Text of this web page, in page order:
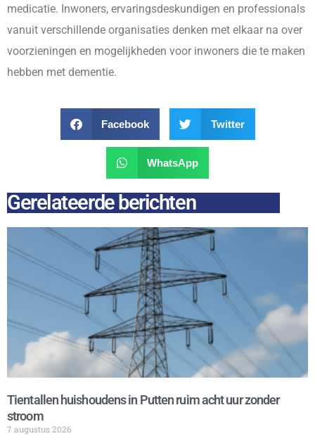
medicatie. Inwoners, ervaringsdeskundigen en professionals
vanuit verschillende organisaties denken met elkaar na over
voorzieningen en mogelijkheden voor inwoners die te maken
hebben met dementie.
Facebook Twitter
WhatsApp
Gerelateerde berichten
Tientallen huishoudens in Putten ruim acht uur zonder
stroom
7 augustus 2026